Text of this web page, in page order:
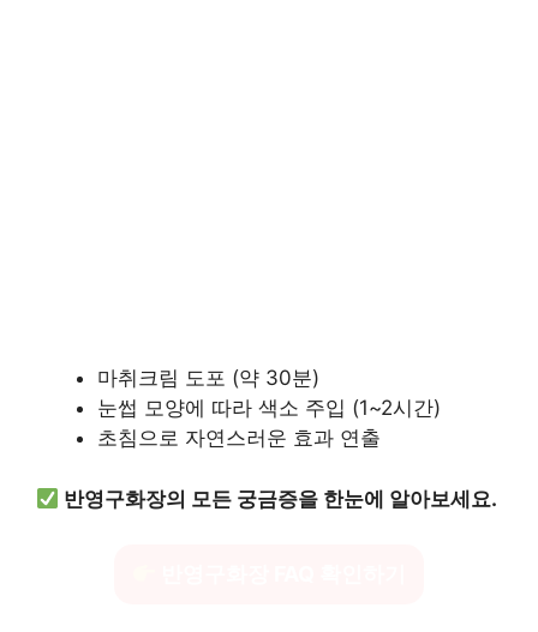
마취크림 도포 (약 30분)
눈썹 모양에 따라 색소 주입 (1~2시간)
초침으로 자연스러운 효과 연출
반영구화장의 모든 궁금증을 한눈에 알아보세요.